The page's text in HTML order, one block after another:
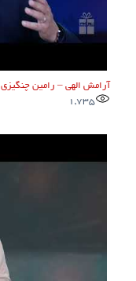
آرامش الهی – رامین چنگیزی
1,735